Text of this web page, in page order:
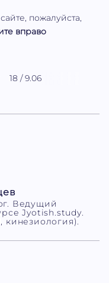
пожалуйста,
вправо
18 / 9.06
Ведущий
Jyotish.study.